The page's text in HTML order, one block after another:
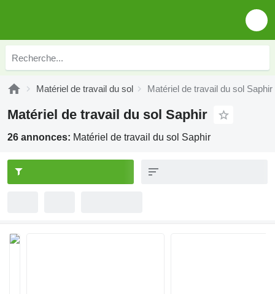
Matériel de travail du sol Matériel de travail du sol Saphir
Matériel de travail du sol Saphir
26 annonces: Matériel de travail du sol Saphir